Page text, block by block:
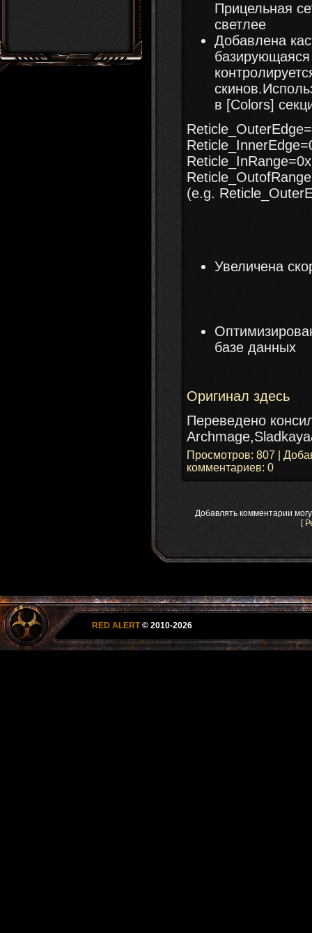
Прицельная
светлее
Добавлена
в [Colors]
(e.g.
Увеличена
базе данных
Оригинал здесь
Переведено
Просмотров: 807 |
комментариев: 0
Добавлять комментарии
[
RED ALERT © 2010-2026